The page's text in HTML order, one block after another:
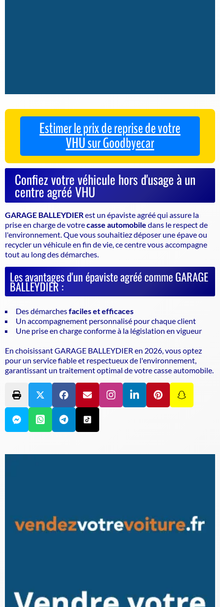
Estimer le prix de reprise de votre
VHU sur Goodbyecar
Confiez votre véhicule hors d'usage à un
centre agréé VHU
GARAGE BALLEYDIERest un épaviste agrééqui assure la
prise en charge de votrecasse automobile dans le respect de
l'environnement. Que vous souhaitiez déposer une épave ou
recycler un véhicule en fin de vie, ce centre vous accompagne
tout au long des démarches.
Les avantages d'un épaviste agréé comme GARAGE
BALLEYDIER :
Des démarchesfaciles et efficaces
Un accompagnement personnalisé pour chaque client
Une prise en charge conforme à la législation en vigueur
En choisissant GARAGE BALLEYDIER en 2026, vous optez
pour un service fiable et respectueux de l'environnement,
garantissant un traitement optimal de votre casse automobile.